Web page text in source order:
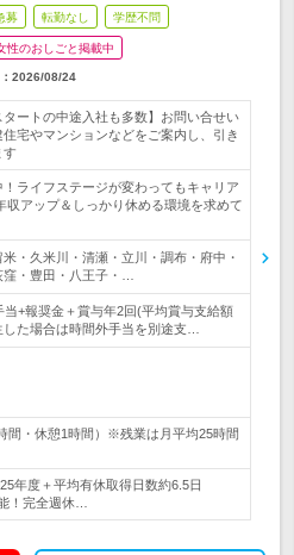
募 転勤なし 学歴不問
性のおしごと掲載中
2026/08/24
タートの中途入社も多数】お問い合せい
宅やマンションなどをご案内し、引き
す
！ライフステージが変わってもキャリア
アップ＆しっかり休める環境を求めて
・久米川・清瀬・立川・調布・府中・
・豊田・八王子・…
当+報奨金＋賞与年2回(平均賞与支給額
た場合は時間外手当を別途支…
間・休憩1時間）※残業は月平均25時間
年度＋平均有休取得日数約6.5日
！完全週休…